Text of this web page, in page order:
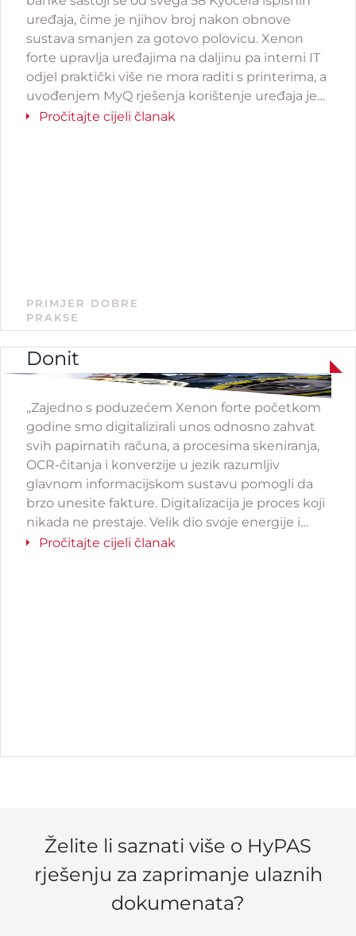
uređaja, čime je njihov broj nakon obnove
sustava smanjen za gotovo polovicu. Xenon
forte upravlja uređajima na daljinu pa interni IT
odjel praktički više ne mora raditi s printerima, a
uvođenjem MyQ rješenja korištenje uređaja je
jednostavno i uvijek dostupno.
Pročitajte cijeli članak
PRIMJER DOBRE
PRAKSE
Donit
„Zajedno s poduzećem Xenon forte početkom
godine smo digitalizirali unos odnosno zahvat
svih papirnatih računa, a procesima skeniranja,
OCR-čitanja i konverzije u jezik razumljiv
glavnom informacijskom sustavu pomogli da
brzo unesite fakture. Digitalizacija je proces koji
nikada ne prestaje. Velik dio svoje energije i
resursa posvećujemo promjeni procesa i
Pročitajte cijeli članak
Želite li saznati više o HyPAS
rješenju za zaprimanje ulaznih
dokumenata?